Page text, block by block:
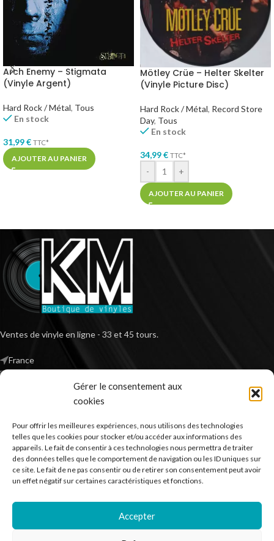
Gérer le consentement aux
cookies
Pour offrir les meilleures expériences, nous utilisons des technologies
telles que les cookies pour stocker et/ou accéder aux informations des
appareils. Le fait de consentir à ces technologies nous permettra de traiter
des données telles que le comportement de navigation ou les ID uniques sur
ce site. Le fait de ne pas consentir ou de retirer son consentement peut avoir
un effet négatif sur certaines caractéristiques et fonctions.
Accepter
Arch Enemy – Stigmata
(Vinyle Argent)
Hard Rock / Métal, Tous
En stock
31,99€ TTC*
AJOUTER AU PANIER
Mötley Crüe – Helter Skelter
(Vinyle Picture Disc)
Hard Rock / Métal, Record Store
Day, Tous
En stock
34,99€ TTC*
- +
AJOUTER AU PANIER
Ventes de vinyle en ligne - 33 et 45 tours.
France
*TVA non applicable – article 293 B du CGI
RECHERCHER DES PRODUITS
NOS SERVICES
BESOIN D’AIDE ?